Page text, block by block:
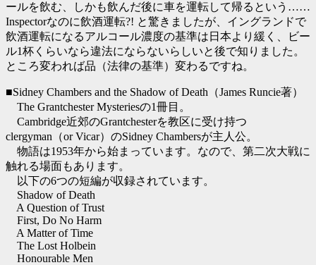
ールを飲む、しかも飲んだ後に車を運転して帰るという……
Inspectorなのに飲酒運転?! と驚きましたが、イングランドで
飲酒運転になるアルコール濃度の基準は日本より緩く、ビー
ル1杯くらいなら違法にならないらしいと後で知りました。
ところ変われば品（法律の基準）変わるですね。
■Sidney Chambers and the Shadow of Death（James Runcie著）
The Grantchester Mysteriesの1冊目。
Cambridge近郊のGrantchesterを教区に受け持つ
clergyman（or Vicar）のSidney Chambersが主人公。
物語は1953年から始まっています。なので、第二次大戦に
触れる場面もあります。
以下の6つの短編が収録されています。
Shadow of Death
A Question of Trust
First, Do No Harm
A Matter of Time
The Lost Holbein
Honourable Men